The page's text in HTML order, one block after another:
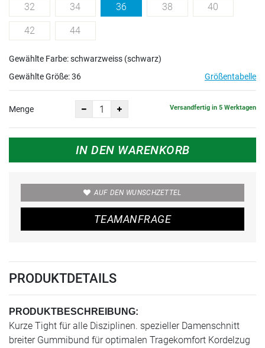
32 34 36 38 40
42 44
Gewählte Farbe: schwarzweiss (schwarz)
Gewählte Größe:36 Größentabelle
Menge Versandfertig in 5 Werktagen
IN DEN WARENKORB
AUF DEN WUNSCHZETTEL
TEAMANFRAGE
PRODUKTDETAILS
PRODUKTBESCHREIBUNG:
Kurze Tight für alle Disziplinen. spezieller Damenschnitt
breiter Gummibund für optimalen Tragekomfort Kordelzug